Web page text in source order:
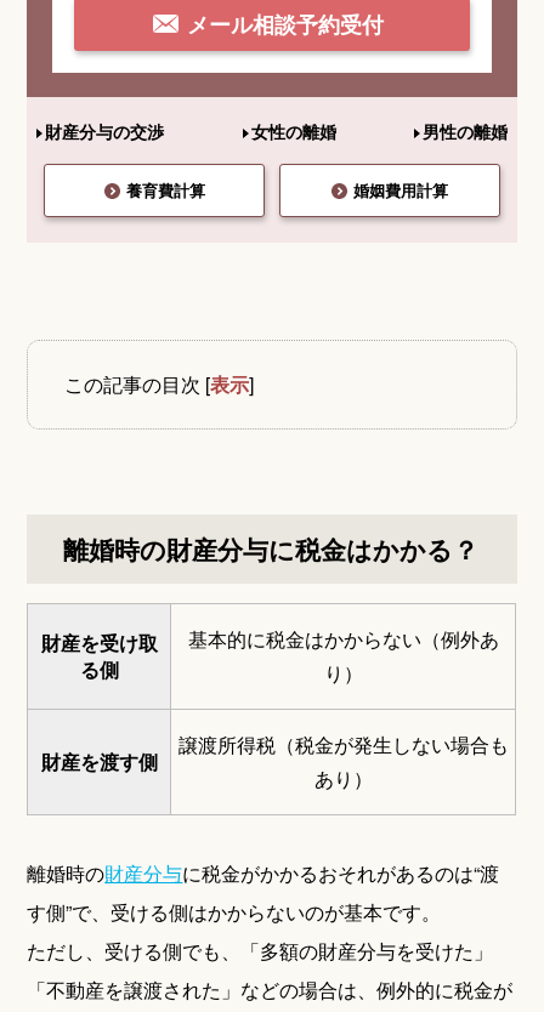
メール相談予約受付
財産分与の交渉 女性の離婚 男性の離婚
養育費計算 婚姻費用計算
この記事の目次 [表示]
離婚時の財産分与に税金はかかる？
財産を受け取
る側
基本的に税金はかからない（例外あ
り）
財産を渡す側
譲渡所得税（税金が発生しない場合も
あり）
離婚時の財産分与に税金がかかるおそれがあるのは“渡
す側”で、受ける側はかからないのが基本です。
ただし、受ける側でも、「多額の財産分与を受けた」
「不動産を譲渡された」などの場合は、例外的に税金が